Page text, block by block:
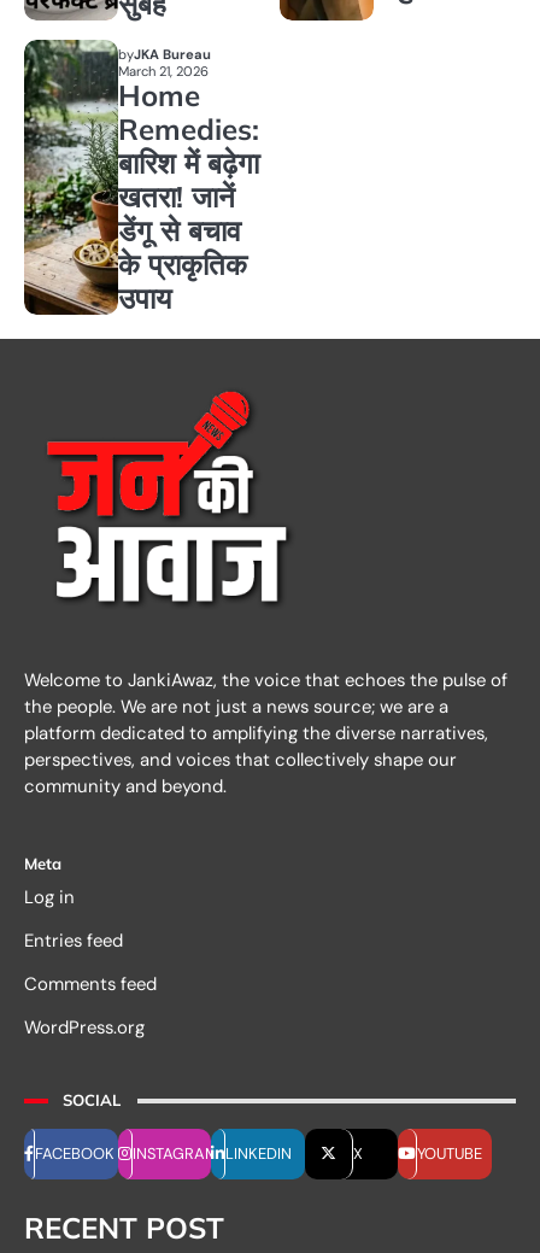
byJKA Bureau
March 21, 2026
Home
Remedies:
बारिश में बढ़ेगा
खतरा! जानें
डेंगू से बचाव
के प्राकृतिक
उपाय
Welcome to JankiAwaz, the voice that echoes the pulse of
the people. We are not just a news source; we are a
platform dedicated to amplifying the diverse narratives,
perspectives, and voices that collectively shape our
community and beyond.
Meta
Log in
Entries feed
Comments feed
WordPress.org
SOCIAL
FACEBOOK INSTAGRAM LINKEDIN X YOUTUBE
RECENT POST